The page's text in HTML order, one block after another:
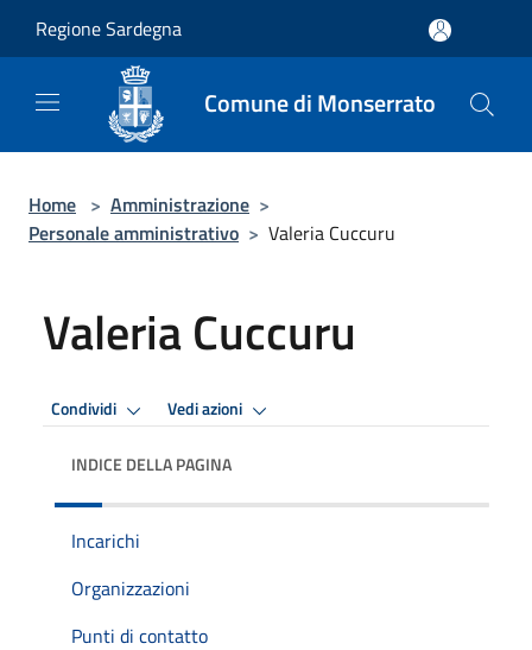
Regione Sardegna
Comune di Monserrato
Home > Amministrazione >
Personale amministrativo > Valeria Cuccuru
Valeria Cuccuru
Condividi Vedi azioni
INDICE DELLA PAGINA
Incarichi
Organizzazioni
Punti di contatto